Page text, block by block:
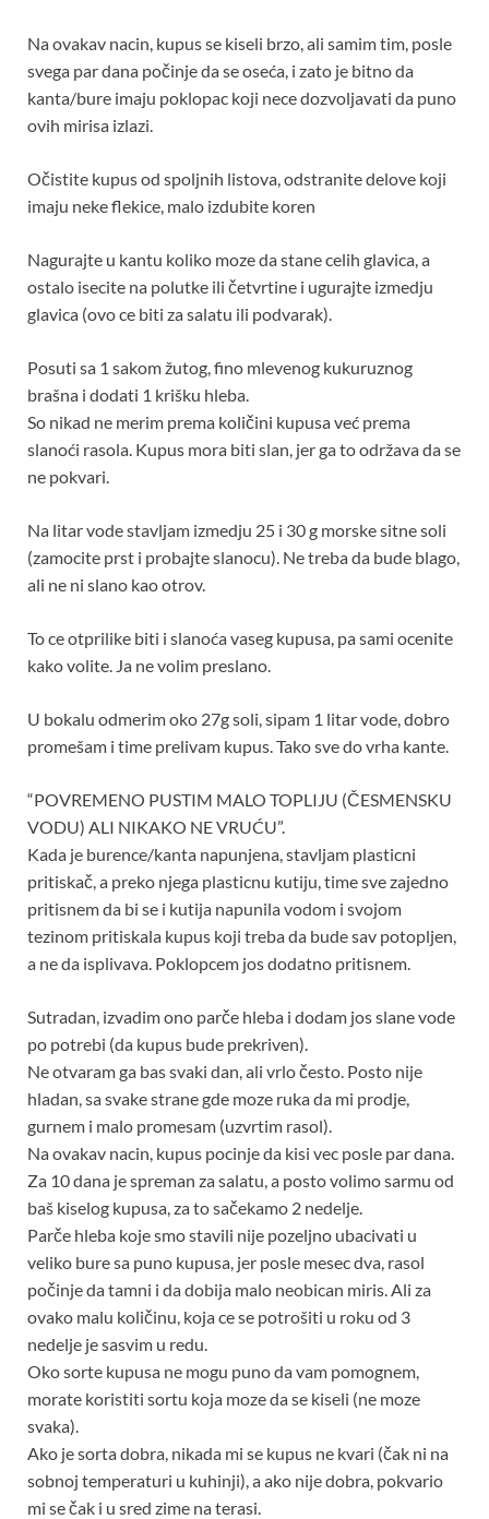
Na ovakav nacin, kupus se kiseli brzo, ali samim tim, posle
svega par dana počinje da se oseća, i zato je bitno da
kanta/bure imaju poklopac koji nece dozvoljavati da puno
ovih mirisa izlazi.
Očistite kupus od spoljnih listova, odstranite delove koji
imaju neke flekice, malo izdubite koren
Nagurajte u kantu koliko moze da stane celih glavica, a
ostalo isecite na polutke ili četvrtine i ugurajte izmedju
glavica (ovo ce biti za salatu ili podvarak).
Posuti sa 1 sakom žutog, fino mlevenog kukuruznog
brašna i dodati 1 krišku hleba.
So nikad ne merim prema količini kupusa već prema
slanoći rasola. Kupus mora biti slan, jer ga to održava da se
ne pokvari.
Na litar vode stavljam izmedju 25 i 30 g morske sitne soli
(zamocite prst i probajte slanocu). Ne treba da bude blago,
ali ne ni slano kao otrov.
To ce otprilike biti i slanoća vaseg kupusa, pa sami ocenite
kako volite. Ja ne volim preslano.
U bokalu odmerim oko 27g soli, sipam 1 litar vode, dobro
promešam i time prelivam kupus. Tako sve do vrha kante.
“POVREMENO PUSTIM MALO TOPLIJU (ČESMENSKU
VODU) ALI NIKAKO NE VRUĆU”.
Kada je burence/kanta napunjena, stavljam plasticni
pritiskač, a preko njega plasticnu kutiju, time sve zajedno
pritisnem da bi se i kutija napunila vodom i svojom
tezinom pritiskala kupus koji treba da bude sav potopljen,
a ne da isplivava. Poklopcem jos dodatno pritisnem.
Sutradan, izvadim ono parče hleba i dodam jos slane vode
po potrebi (da kupus bude prekriven).
Ne otvaram ga bas svaki dan, ali vrlo često. Posto nije
hladan, sa svake strane gde moze ruka da mi prodje,
gurnem i malo promesam (uzvrtim rasol).
Na ovakav nacin, kupus pocinje da kisi vec posle par dana.
Za 10 dana je spreman za salatu, a posto volimo sarmu od
baš kiselog kupusa, za to sačekamo 2 nedelje.
Parče hleba koje smo stavili nije pozeljno ubacivati u
veliko bure sa puno kupusa, jer posle mesec dva, rasol
počinje da tamni i da dobija malo neobican miris. Ali za
ovako malu količinu, koja ce se potrošiti u roku od 3
nedelje je sasvim u redu.
Oko sorte kupusa ne mogu puno da vam pomognem,
morate koristiti sortu koja moze da se kiseli (ne moze
svaka).
Ako je sorta dobra, nikada mi se kupus ne kvari (čak ni na
sobnoj temperaturi u kuhinji), a ako nije dobra, pokvario
mi se čak i u sred zime na terasi.